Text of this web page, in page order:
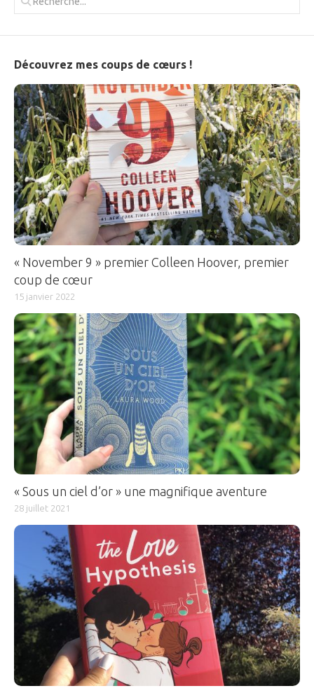
Découvrez mes coups de cœurs !
« November 9 » premier Colleen Hoover, premier
coup de cœur
15 janvier 2022
« Sous un ciel d’or » une magnifique aventure
28 juillet 2021